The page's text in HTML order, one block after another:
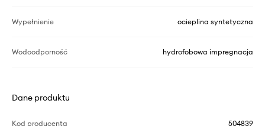
Wypełnienie ocieplina syntetyczna
Wodoodporność hydrofobowa impregnacja
Dane produktu
Kod producenta 504839